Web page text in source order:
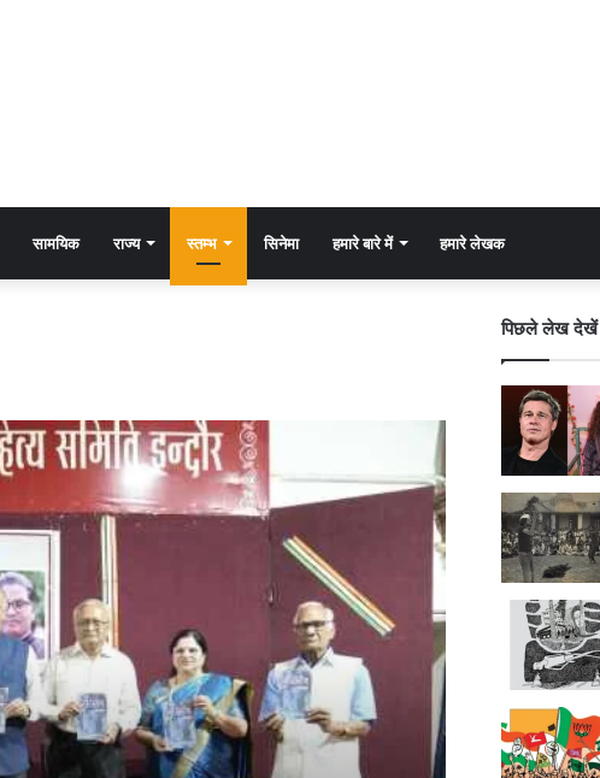
सामयिक राज्य स्तम्भ सिनेमा हमारे बारे में हमारे लेखक
पिछले लेख देखें